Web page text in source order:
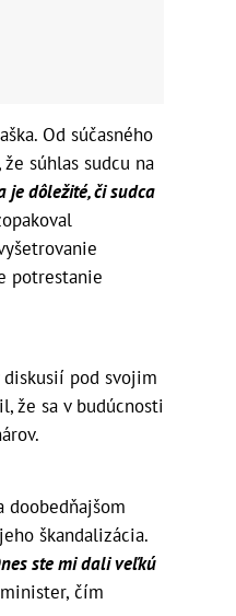
Od súčasného
súhlas sudcu na
je dôležité, či sudca
potrestanie
pod svojim
že sa v budúcnosti
doobedňajšom
škandalizácia.
ste mi dali veľkú
čím